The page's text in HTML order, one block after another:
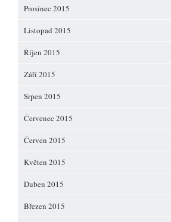
Prosinec 2015
Listopad 2015
Říjen 2015
Září 2015
Srpen 2015
Červenec 2015
Červen 2015
Květen 2015
Duben 2015
Březen 2015